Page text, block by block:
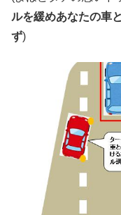
ルを緩めあなたの車
ず)